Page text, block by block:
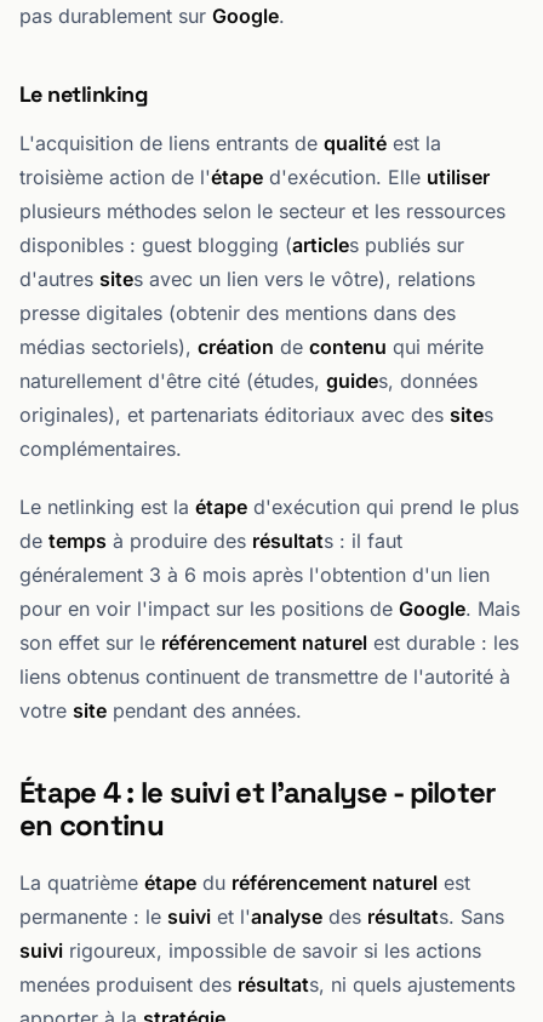
pas durablement sur Google.
Le netlinking
L'acquisition de liens entrants de qualité est la
troisième action de l'étape d'exécution. Elle utiliser
plusieurs méthodes selon le secteur et les ressources
disponibles : guest blogging (articles publiés sur
d'autres sites avec un lien vers le vôtre), relations
presse digitales (obtenir des mentions dans des
médias sectoriels), création de contenu qui mérite
naturellement d'être cité (études, guides, données
originales), et partenariats éditoriaux avec des sites
complémentaires.
Le netlinking est la étape d'exécution qui prend le plus
de temps à produire des résultats : il faut
généralement 3 à 6 mois après l'obtention d'un lien
pour en voir l'impact sur les positions de Google. Mais
son effet sur le référencement naturel est durable : les
liens obtenus continuent de transmettre de l'autorité à
votre site pendant des années.
Étape 4 : le suivi et l'analyse - piloter
en continu
La quatrième étape du référencement naturel est
permanente : le suivi et l'analyse des résultats. Sans
suivi rigoureux, impossible de savoir si les actions
menées produisent des résultats, ni quels ajustements